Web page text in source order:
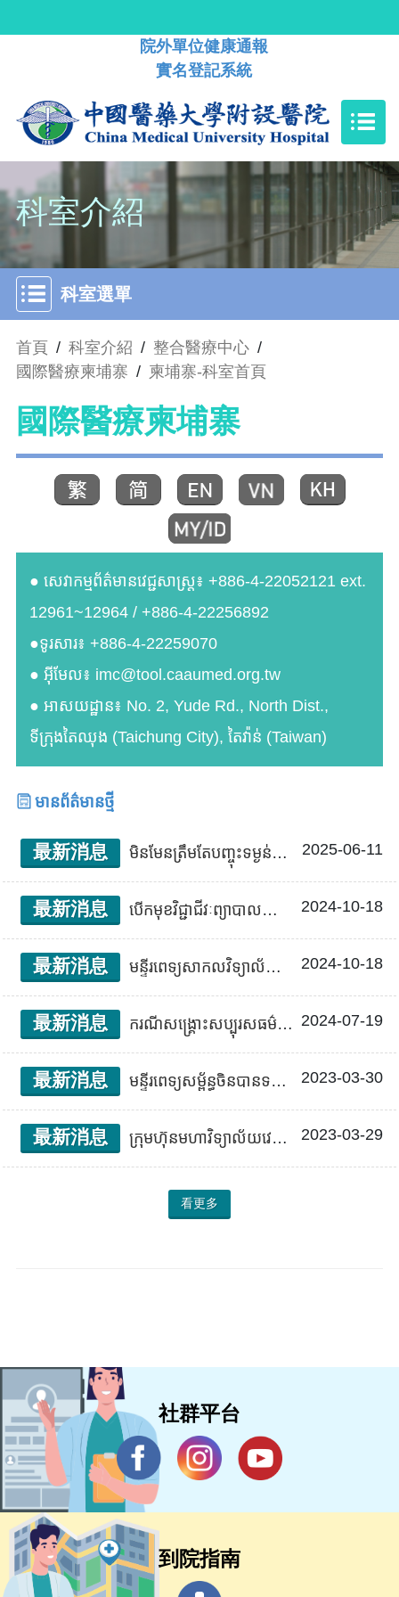
院外單位健康通報
實名登記系統
科室介紹
科室選單
首頁 / 科室介紹 / 整合醫療中心 /
國際醫療柬埔寨 / 柬埔寨-科室首頁
國際醫療柬埔寨
● សេវាកម្មព័ត៌មានវេជ្ជសាស្រ្ត៖ +886-4-22052121 ext.
12961~12964 / +886-4-22256892
●ទូរសារ៖ +886-4-22259070
● អ៊ីមែល៖ imc@tool.caaumed.org.tw
● អាសយដ្ឋាន៖ No. 2, Yude Rd., North Dist.,
ទីក្រុងតៃឈុង (Taichung City), តៃវ៉ាន់ (Taiwan)
មានព័ត៌មានថ្មី
最新消息 មិនមែនត្រឹមតែបញ្ចុះទម្ងន់ទេ ប៉ុន្តែជាជីវិតមានសុខភាពល្អជាងមុន! 2025-06-11
最新消息 បើកមុខវិជ្ជាជីវៈព្យាបាលដោយកាំរស្មីប្រូតុង៖ មន្ទីរពេទ្យសាកលវិទ្យាល័យវេជ្ជសាស្ត្រ​ចិន គួរឱ្យកសាងសេវាសុខាភិបាលថ្មីទៅកាន់ម៉ាឡេស៊ី ពង្រឹងការផ្លាស់ប្តូរសុខាភិបាលតាមគោលនយោបាយតំបន់ខាងត្បូងថ្មី និងពង្រីកបទពិសោធន៍ជោគជ័យ 2024-10-18
最新消息 មន្ទីរពេទ្យសាកលវិទ្យាល័យវេជ្ជសាស្រ្តចិន ច្នៃប្រឌិតវិក័យសាស្រ្តបេះដូងឲ្យអ្នកជំងឺមកពីកោះហ្គាមកាន់តែមានសុខភាពល្អ 2024-10-18
最新消息 ករណីសង្គ្រោះសប្បុរសធម៌អន្តរជាតិលើកទី ៧៖ កុមារជំងឺមហារីកប្រសាទ ព្យាបាលដោយចាក់ថ្នាំអ៊ីម្យូន GD2 សម្រាប់សង្គ្រោះជីវិត 2024-07-19
最新消息 មន្ទីរពេទ្យសម្ព័ន្ធចិនបានទទួលជោគជ័យក្នុងការផ្លាស់ប្តូរទម្រង់ឌីជីថល និងបានឈ្នះពានរង្វាន់មន្ទីរពេទ្យឆ្លាតវៃប្រចាំឆ្នាំរបស់សិង្ហបុរី ដែលទាក់ទាញការចាប់អារម្មណ៍ពីអន្តរជាតិ ក្រុមគ្រូពេទ្យអន្តរជាតិជួលដល់រដ្ឋាភិបាលក្នុងការលើកកម្ពស់ទិសដៅខាងត្បូងថ្មី កសាងរូបភាពម៉ាកយីហោអន្តរជាតិរបស់តៃវ៉ាន់ 2023-03-30
最新消息 ក្រុមហ៊ុនមហាវិទ្យាល័យវេជ្ជសាស្ត្រចិន ដោយមហាវិទ្យាល័យមានសមាជិក និងក្រុមហ៊ុន Roche បានចុះហត្ថលេខាលើអនុសន្ធិ MOU ដើម្បីសហការជាមួយគ្នាដើម្បីកែលម្អការតេស្តត្រឹមត្រូវ។ 2023-03-29
看更多
社群平台
到院指南